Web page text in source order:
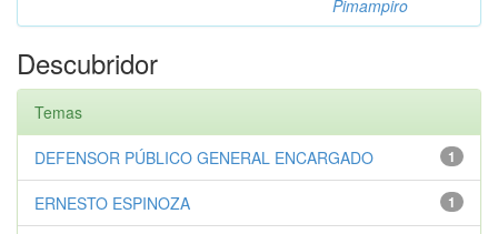
Pimampiro
Descubridor
Temas
1
DEFENSOR PÚBLICO GENERAL ENCARGADO
1
ERNESTO ESPINOZA